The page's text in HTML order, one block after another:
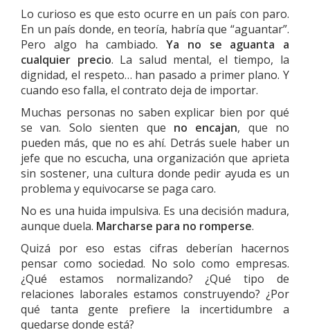
Lo curioso es que esto ocurre en un país con paro.
En un país donde, en teoría, habría que “aguantar”.
Pero algo ha cambiado. Ya no se aguanta a
cualquier precio. La salud mental, el tiempo, la
dignidad, el respeto… han pasado a primer plano. Y
cuando eso falla, el contrato deja de importar.
Muchas personas no saben explicar bien por qué
se van. Solo sienten que no encajan, que no
pueden más, que no es ahí. Detrás suele haber un
jefe que no escucha, una organización que aprieta
sin sostener, una cultura donde pedir ayuda es un
problema y equivocarse se paga caro.
No es una huida impulsiva. Es una decisión madura,
aunque duela. Marcharse para no romperse.
Quizá por eso estas cifras deberían hacernos
pensar como sociedad. No solo como empresas.
¿Qué estamos normalizando? ¿Qué tipo de
relaciones laborales estamos construyendo? ¿Por
qué tanta gente prefiere la incertidumbre a
quedarse donde está?